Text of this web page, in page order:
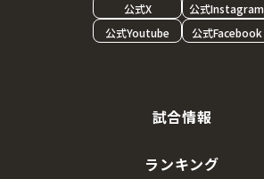
公式X
公式Instagram
公式Youtube
公式Facebook
試合情報
ランキング